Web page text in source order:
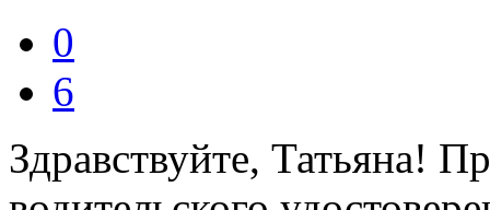
0
6
Здравствуйте, Татьяна!